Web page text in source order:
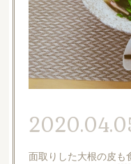
面取りした大根の皮も